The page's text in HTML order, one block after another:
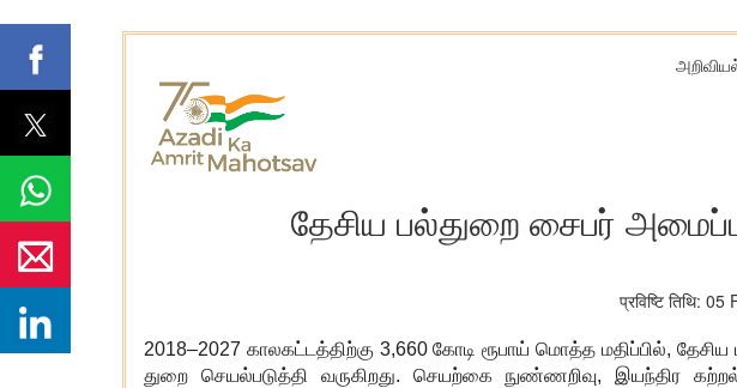
தேசிய பல்துறை சைபர்
प्रविष्टि तिथि:
2018–2027 காலகட்டத்திற்கு 3,660 கோடி ரூபாய் மொத்த மதிப்பில்,
துறை செயல்படுத்தி வருகிறது. செயற்கை நுண்ணறிவு,இயந்திர